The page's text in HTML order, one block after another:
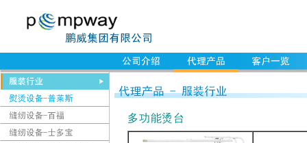
多功能烫台